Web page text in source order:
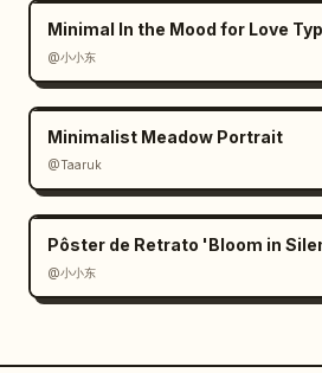
Minimal In the Mood for Love
@小小东
Minimalist Meadow Portrait
@Taaruk
Pôster de Retrato 'Bloom in
@小小东